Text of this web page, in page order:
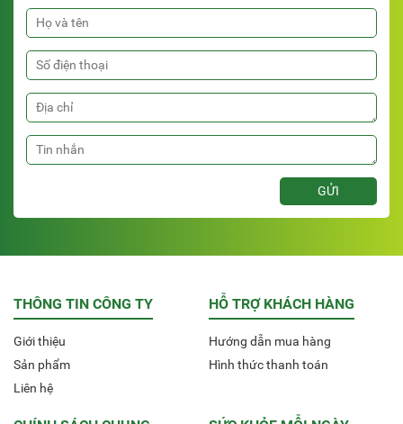
THÔNG TIN CÔNG TY
Giới thiệu
Sản phẩm
Liên hệ
HỖ TRỢ KHÁCH HÀNG
Hướng dẫn mua hàng
Hình thức thanh toán